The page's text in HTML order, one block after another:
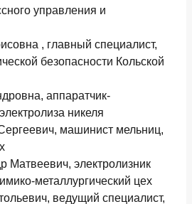
управления и
, главный специалист,
безопасности Кольской
аппаратчик-
никеля
машинист мельниц,
Матвеевич, электролизник
металлургический цех
ведущий специалист,